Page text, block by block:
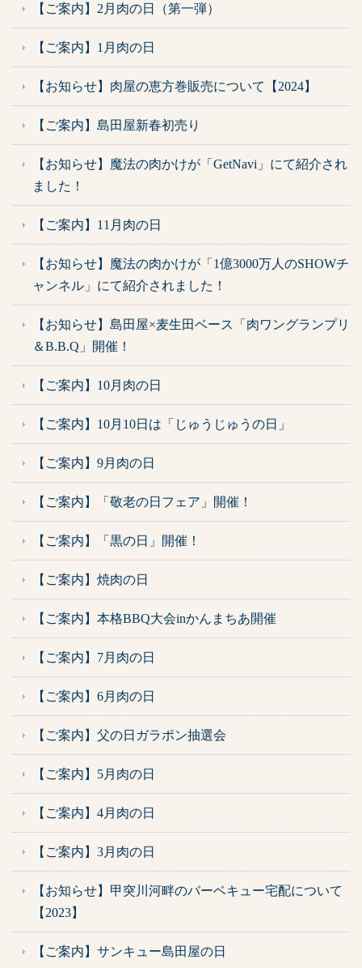
【ご案内】2月肉の日（第一弾）
【ご案内】1月肉の日
【お知らせ】肉屋の恵方巻販売について【2024】
【ご案内】島田屋新春初売り
【お知らせ】魔法の肉かけが「GetNavi」にて紹介され
ました！
【ご案内】11月肉の日
【お知らせ】魔法の肉かけが「1億3000万人のSHOWチ
ャンネル」にて紹介されました！
【お知らせ】島田屋×麦生田ベース「肉ワングランプリ
＆B.B.Q」開催！
【ご案内】10月肉の日
【ご案内】10月10日は「じゅうじゅうの日」
【ご案内】9月肉の日
【ご案内】「敬老の日フェア」開催！
【ご案内】「黒の日」開催！
【ご案内】焼肉の日
【ご案内】本格BBQ大会inかんまちあ開催
【ご案内】7月肉の日
【ご案内】6月肉の日
【ご案内】父の日ガラポン抽選会
【ご案内】5月肉の日
【ご案内】4月肉の日
【ご案内】3月肉の日
【お知らせ】甲突川河畔のバーベキュー宅配について
【2023】
【ご案内】サンキュー島田屋の日